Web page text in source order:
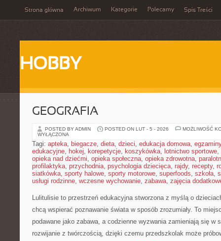
Strona główna Archiwum Kategorie Polecamy Spis Treści
HOBBY
GEOGRAFIA
POSTED BY ADMIN POSTED ON LUT - 5 - 2026
MOŻLIWOŚĆ
WYŁĄCZONA
Tagi: apteka, biegacze, dieta, dzieci, edukacja domowa, egzaminy
edukacyjne, hokej, korepetycje, koszykówka, lotnictwo sportowe,
opieka nad dziećmi, opieka społeczna, opieka zdrowotna,
profilaktyka, przychodnia, psychologia dziecięca, rajdy, recepty,
siatkówka, sporty halowe, sporty motorowe, superfoods, szkoła,
usługi rodzinne, wczesne wychowanie, zabawa, zajęcia
Lulitulisie to przestrzeń edukacyjna stworzona z myślą o
chcą wspierać poznawanie świata w sposób zrozumiały. To
podawane jako zabawa, a codzienne wyzwania zamieniają się w
rozwijanie z twórczością, dzięki czemu przedszkolak może